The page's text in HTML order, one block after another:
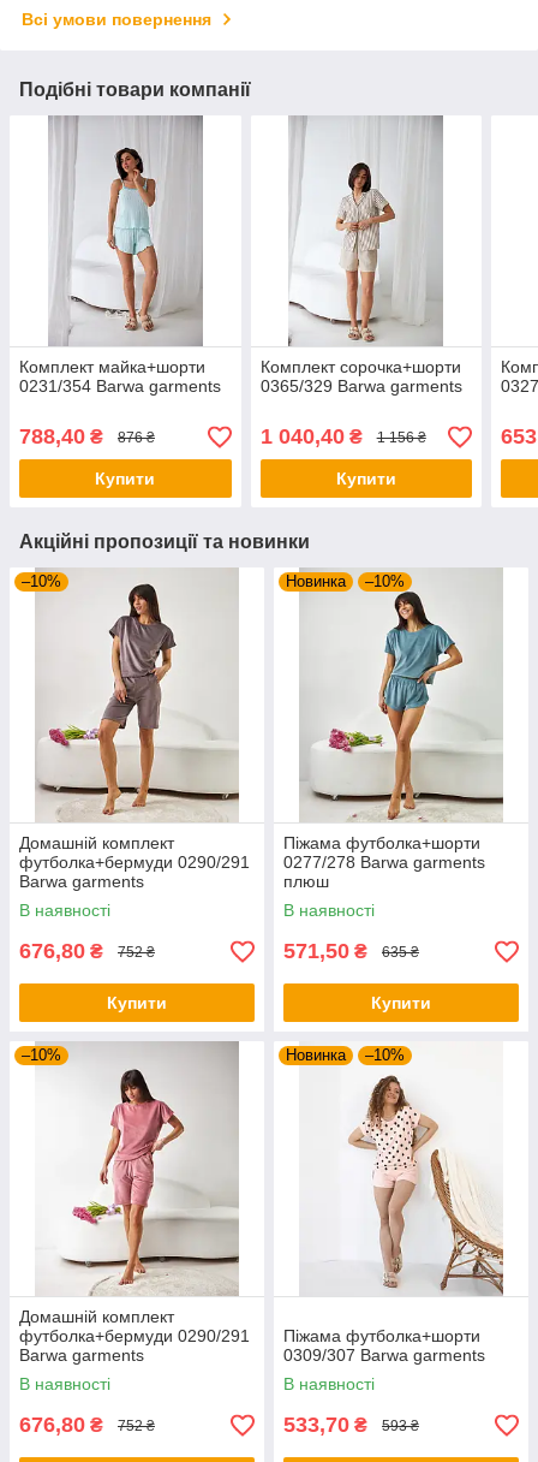
Всі умови повернення
Подібні товари компанії
Комплект майка+шорти
0231/354 Barwa garments
788,40 ₴ 876 ₴
Купити
Комплект сорочка+шорти
0365/329 Barwa garments
1 040,40₴ 1 156 ₴
Купити
Акційні пропозиції та новинки
–10%
Домашній комплект
футболка+бермуди 0290/291
Barwa garments
В наявності
676,80 ₴ 752 ₴
Купити
Новинка –10%
Піжама футболка+шорти
0277/278 Barwa garments
плюш
В наявності
571,50 ₴ 635 ₴
Купити
–10%
Домашній комплект
футболка+бермуди 0290/291
Barwa garments
В наявності
676,80 ₴ 752 ₴
Новинка –10%
Піжама футболка+шорти
0309/307 Barwa garments
В наявності
533,70 ₴ 593 ₴